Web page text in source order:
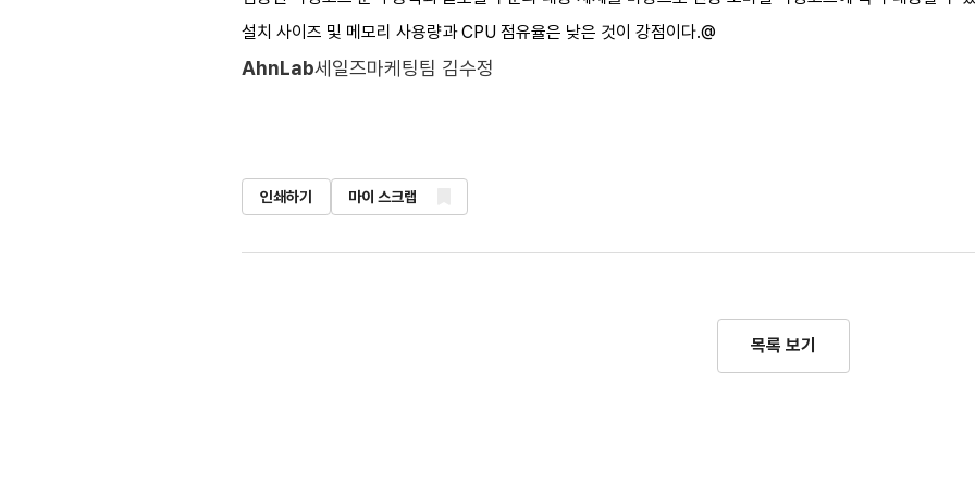
설치 사이즈 및 메모리 사용량과 CPU 점유율은 낮은 것이 강점이다.@
AhnLab세일즈마케팅팀 김수정
인쇄하기 마이 스크랩
목록 보기